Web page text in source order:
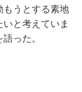
もうとする素地
と考えていま
語った。